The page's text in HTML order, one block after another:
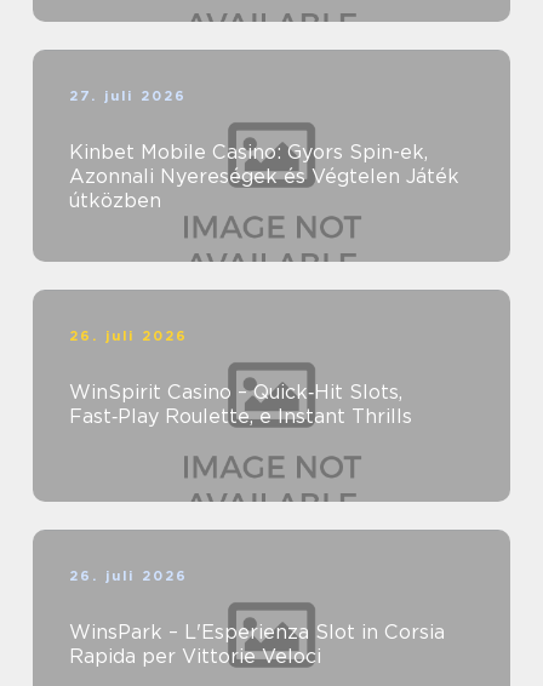
27. juli 2026
Kinbet Mobile Casino: Gyors Spin-ek,
Azonnali Nyereségek és Végtelen Játék
útközben
26. juli 2026
WinSpirit Casino – Quick‑Hit Slots,
Fast‑Play Roulette, e Instant Thrills
26. juli 2026
WinsPark – L'Esperienza Slot in Corsia
Rapida per Vittorie Veloci